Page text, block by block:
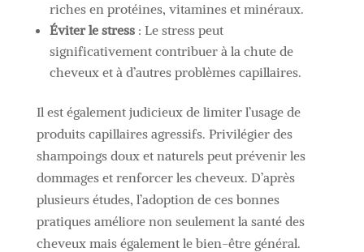
riches en protéines, vitamines et minéraux.
Éviter le stress: Le stress peut
significativement contribuer à la chute de
cheveux et à d’autres problèmes capillaires.
Il est également judicieux de limiter l’usage de
produits capillaires agressifs. Privilégier des
shampoings doux et naturels peut prévenir les
dommages et renforcer les cheveux. D’après
plusieurs études, l’adoption de ces bonnes
pratiques améliore non seulement la santé des
cheveux mais également le bien-être général.